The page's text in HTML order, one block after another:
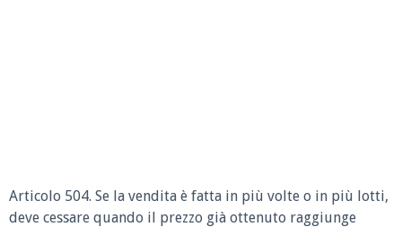
Articolo 504. Se la vendita è fatta in più volte o in più lotti,
deve cessare quando il prezzo già ottenuto raggiunge